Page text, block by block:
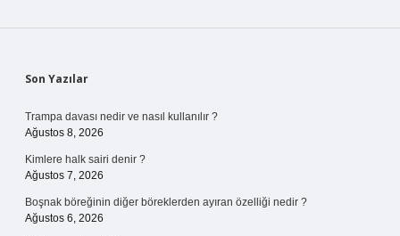
Sidebar
Son Yazılar
Trampa davası nedir ve nasıl kullanılır ?
Ağustos 8, 2026
Kimlere halk sairi denir ?
Ağustos 7, 2026
Boşnak böreğinin diğer böreklerden ayıran özelliği nedir ?
Ağustos 6, 2026